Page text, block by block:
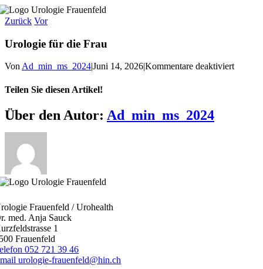
Zum
Inhalt
Zurück Vor
Urologie für die Frau
VonAd_min_ms_2024|Juni 14, 2026|Kommentare deaktiviertfür
Teilen Sie diesen Artikel!
Facebook
X
Bluesky
Reddit
LinkedIn
WhatsApp
Telegram
Tumblr
Pinterest
Xing
E-
Mail
Über den Autor: Ad_min_ms_2024
Frauenfeld / Urohealth
med. Anja Sauck
1
Frauenfeld
052 721 39 46
urologie-frauenfeld@hin.ch